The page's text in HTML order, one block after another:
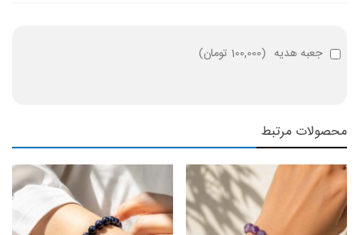
جعبه هدیه (100,000 تومان )
محصولات مرتبط